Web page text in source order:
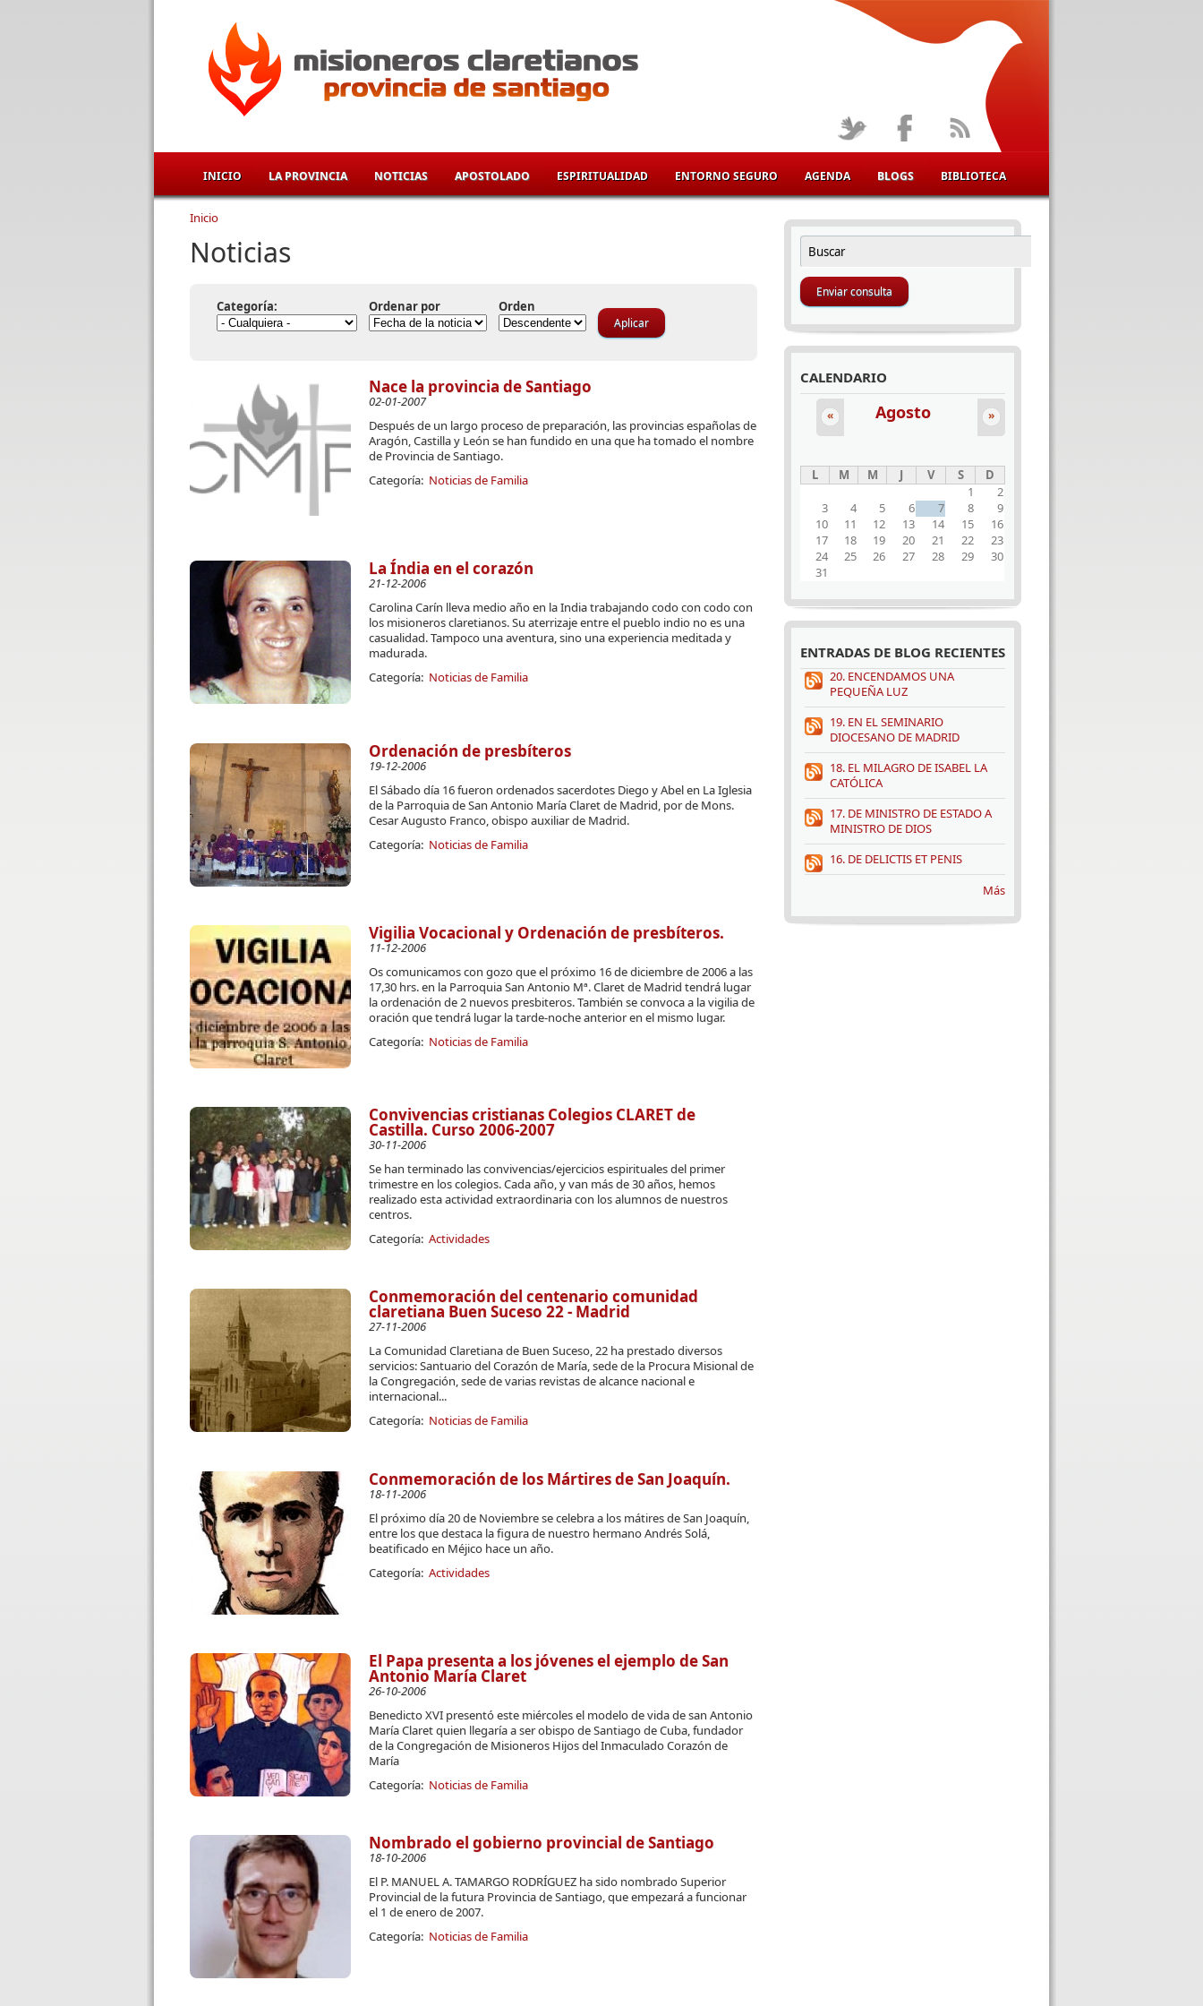
INICIO LA PROVINCIA NOTICIAS APOSTOLADO ESPIRITUALIDAD ENTORNO SEGURO AGENDA BLOGS BIBLIOTECA
Se encuentra usted aquí
Inicio
Noticias
Categoría: Ordenar por Orden
Nace la provincia de Santiago
02-01-2007
Después de un largo proceso de preparación, las provincias españolas de
Aragón, Castilla y León se han fundido en una que ha tomado el nombre
de Provincia de Santiago.
Categoría: Noticias de Familia
La Índia en el corazón
21-12-2006
Carolina Carín lleva medio año en la India trabajando codo con codo con
los misioneros claretianos. Su aterrizaje entre el pueblo indio no es una
casualidad. Tampoco una aventura, sino una experiencia meditada y
madurada.
Categoría: Noticias de Familia
Ordenación de presbíteros
19-12-2006
El Sábado día 16 fueron ordenados sacerdotes Diego y Abel en La Iglesia
de la Parroquia de San Antonio María Claret de Madrid, por de Mons.
Cesar Augusto Franco, obispo auxiliar de Madrid.
Categoría: Noticias de Familia
Vigilia Vocacional y Ordenación de presbíteros.
11-12-2006
Os comunicamos con gozo que el próximo 16 de diciembre de 2006 a las
17,30 hrs. en la Parroquia San Antonio Mª. Claret de Madrid tendrá lugar
la ordenación de 2 nuevos presbiteros. También se convoca a la vigilia de
oración que tendrá lugar la tarde-noche anterior en el mismo lugar.
Categoría: Noticias de Familia
Convivencias cristianas Colegios CLARET de
Castilla. Curso 2006-2007
30-11-2006
Se han terminado las convivencias/ejercicios espirituales del primer
trimestre en los colegios. Cada año, y van más de 30 años, hemos
realizado esta actividad extraordinaria con los alumnos de nuestros
centros.
Categoría: Actividades
Conmemoración del centenario comunidad
claretiana Buen Suceso 22 - Madrid
27-11-2006
La Comunidad Claretiana de Buen Suceso, 22 ha prestado diversos
servicios: Santuario del Corazón de María, sede de la Procura Misional de
la Congregación, sede de varias revistas de alcance nacional e
internacional...
Categoría: Noticias de Familia
Conmemoración de los Mártires de San Joaquín.
18-11-2006
El próximo día 20 de Noviembre se celebra a los mátires de San Joaquín,
entre los que destaca la figura de nuestro hermano Andrés Solá,
beatificado en Méjico hace un año.
Categoría: Actividades
El Papa presenta a los jóvenes el ejemplo de San
Antonio María Claret
26-10-2006
Benedicto XVI presentó este miércoles el modelo de vida de san Antonio
María Claret quien llegaría a ser obispo de Santiago de Cuba, fundador
de la Congregación de Misioneros Hijos del Inmaculado Corazón de
María
Categoría: Noticias de Familia
Nombrado el gobierno provincial de Santiago
18-10-2006
El P. MANUEL A. TAMARGO RODRÍGUEZ ha sido nombrado Superior
Provincial de la futura Provincia de Santiago, que empezará a funcionar
el 1 de enero de 2007.
Categoría: Noticias de Familia
FORMULARIO DE BÚSQUEDA
Buscar
CALENDARIO
Agosto
« »
L M M J V S
D
1
2
3
4 5 6 7 8
9
10
11 12 13 14 15
16
17
18 19 20 21 22
23
24
25 26 27 28 29
30
31
ENTRADAS DE BLOG RECIENTES
20. ENCENDAMOS UNA
PEQUEÑA LUZ
19. EN EL SEMINARIO
DIOCESANO DE MADRID
18. EL MILAGRO DE ISABEL LA
CATÓLICA
17. DE MINISTRO DE ESTADO A
MINISTRO DE DIOS
16. DE DELICTIS ET PENIS
Más